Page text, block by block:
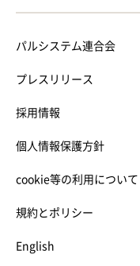
パルシステム連合会
プレスリリース
採用情報
個人情報保護方針
cookie等の利用について
規約とポリシー
English